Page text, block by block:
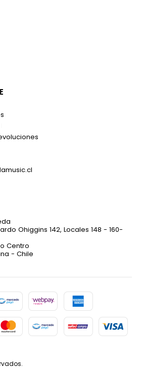
Ohiggins 142, Locales 148 - 160-
Centro
- Chile